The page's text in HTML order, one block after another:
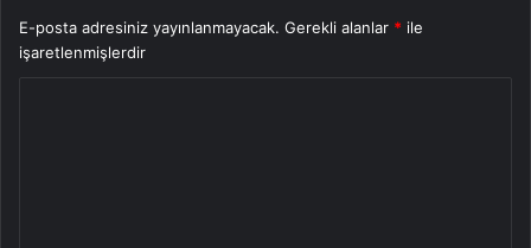
E-posta adresiniz yayınlanmayacak. Gerekli alanlar * ile
işaretlenmişlerdir